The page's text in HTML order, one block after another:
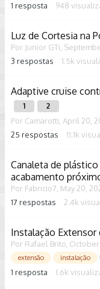
1 resposta 948
Luz de Cortesia na
Por Junior GTi
3 respostas 1.5k
Adaptive cruise
1 2
Por Camarotti April 20,
25 respostas 11.1k
Canaleta de
acabamento
Por Fabricio7 May 20,
17 respostas 2.4k
Instalação Extensor
Por Rafael Brito October
extensão instalação
1 resposta 1.6k